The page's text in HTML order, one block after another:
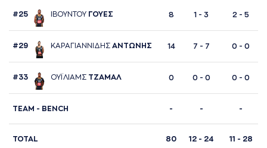
#25 ΙΒΟΥΝΤΟΥ ΓΟΥΕΣ 8 1 - 3 2 - 5
#29 ΚAΡAΓΙAΝΝΙΔΗΣ AΝΤΩΝΗΣ 14 7 - 7 0 - 0
#33 ΟΥΪΛΙAΜΣ ΤΖAΜAΛ 0 0 - 0 0 - 0
TΕΑΜ - BENCH - - -
TOTAL 80 12 - 24 11 - 28